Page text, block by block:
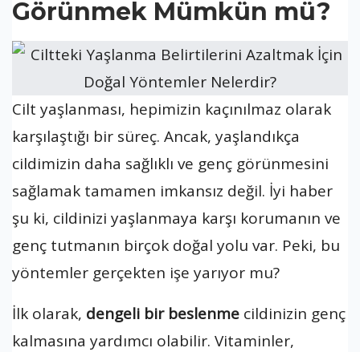
Görünmek Mümkün mü?
Cilt yaşlanması, hepimizin kaçınılmaz olarak
karşılaştığı bir süreç. Ancak, yaşlandıkça
cildimizin daha sağlıklı ve genç görünmesini
sağlamak tamamen imkansız değil. İyi haber
şu ki, cildinizi yaşlanmaya karşı korumanın ve
genç tutmanın birçok doğal yolu var. Peki, bu
yöntemler gerçekten işe yarıyor mu?
İlk olarak, dengeli bir beslenme cildinizin genç
kalmasına yardımcı olabilir. Vitaminler,